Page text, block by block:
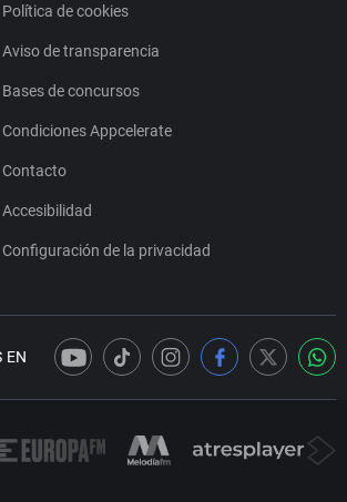
Política de cookies
Aviso de transparencia
Bases de concursos
Condiciones Appcelerate
Contacto
Accesibilidad
Configuración de la privacidad
EN